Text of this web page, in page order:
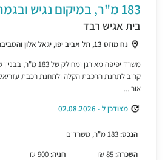
183 מ"ר, במיקום נגיש ובגמר יפה,
בית אגיש רבד
נח מוזס 13, תל אביב יפו, יגאל אלון והסביבה
משרד יפיפה מאורגן
קרוב לתחנת הרכבת הקלה ולתחנת רכבת
אור ...
מצודכן ל - 02.08.2026
הנכס:
השכרה:
חניה: